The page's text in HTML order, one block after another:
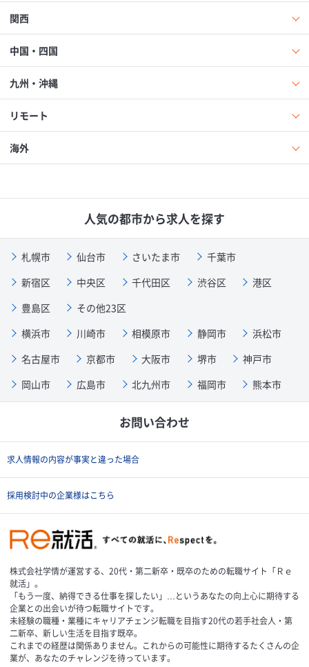
関西
中国・四国
九州・沖縄
リモート
海外
人気の都市から求人を探す
札幌市 仙台市 さいたま市
千葉市
新宿区
中央区 千代田区 渋谷区
港区
豊島区
その他23区
横浜市
川崎市 相模原市 静岡市
浜松市
名古屋市
京都市 大阪市 堺市
神戸市
岡山市
広島市 北九州市 福岡市 熊本市
お問い合わせ
求人情報の内容が事実と違った場合
採用検討中の企業様はこちら
株式会社学情が運営する、20代・第二新卒・既卒のための転職サイト「Ｒｅ
就活」。
「もう一度、納得できる仕事を探したい」…というあなたの向上心に期待する
企業との出会いが待つ転職サイトです。
未経験の職種・業種にキャリアチェンジ転職を目指す20代の若手社会人・第
二新卒、新しい生活を目指す既卒。
これまでの経歴は関係ありません。これからの可能性に期待するたくさんの企
業が、あなたのチャレンジを待っています。